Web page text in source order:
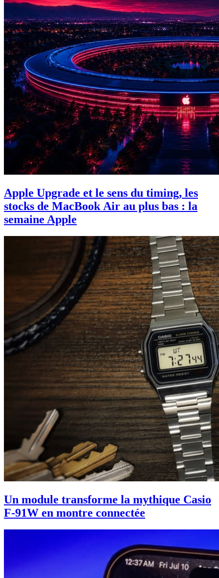
Apple Upgrade et le sens du timing, les
stocks de MacBook Air au plus bas : la
semaine Apple
Un module transforme la mythique Casio
F-91W en montre connectée